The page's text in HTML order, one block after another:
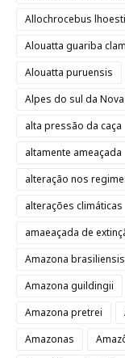
Allochrocebus lhoesti
Alouatta guariba
Alouatta puruensis
Alpes do sul da
alta pressão da caça
altamente ameaçada
alteração nos
alterações climáticas
amaeaçada de
Amazona brasiliensis
Amazona guildingii
Amazona pretrei
Amazonas